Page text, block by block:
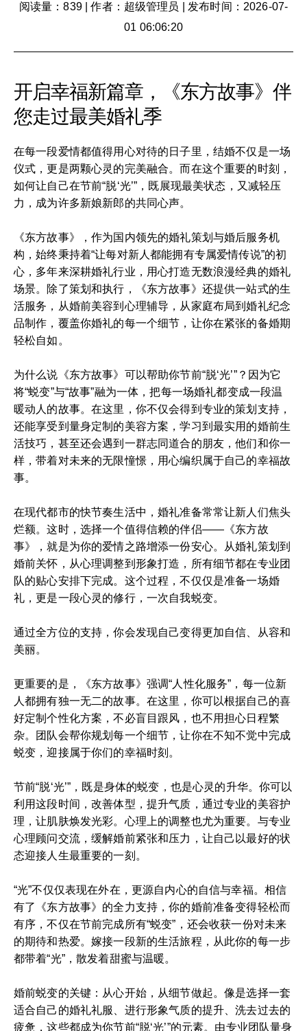
阅读量：839|作者：超级管理员
发布时间：2026-07-
01 06:06:20
开启幸福新篇章，《东方故事》伴
您走过最美婚礼季
在每一段爱情都值得用心对待的日子里，结婚不仅是一场
仪式，更是两颗心灵的完美融合。而在这个重要的时刻，
如何让自己在节前“脱‘光’”，既展现最美状态，又减轻压
力，成为许多新娘新郎的共同心声。
《东方故事》，作为国内领先的婚礼策划与婚后服务机
构，始终秉持着“让每对新人都能拥有专属爱情传说”的初
心，多年来深耕婚礼行业，用心打造无数浪漫经典的婚礼
场景。除了策划和执行，《东方故事》还提供一站式的生
活服务，从婚前美容到心理辅导，从家庭布局到婚礼纪念
品制作，覆盖你婚礼的每一个细节，让你在紧张的备婚期
轻松自如。
为什么说《东方故事》可以帮助你节前“脱‘光’”？因为它
将“蜕变”与“故事”融为一体，把每一场婚礼都变成一段温
暖动人的故事。在这里，你不仅会得到专业的策划支持，
还能享受到量身定制的美容方案，学习到最实用的婚前生
活技巧，甚至还会遇到一群志同道合的朋友，他们和你一
样，带着对未来的无限憧憬，用心编织属于自己的幸福故
事。
在现代都市的快节奏生活中，婚礼准备常常让新人们焦头
烂额。这时，选择一个值得信赖的伴侣——《东方故
事》，就是为你的爱情之路增添一份安心。从婚礼策划到
婚前关怀，从心理调整到形象打造，所有细节都在专业团
队的贴心安排下完成。这个过程，不仅仅是准备一场婚
礼，更是一段心灵的修行，一次自我蜕变。
通过全方位的支持，你会发现自己变得更加自信、从容和
美丽。
更重要的是，《东方故事》强调“人性化服务”，每一位新
人都拥有独一无二的故事。在这里，你可以根据自己的喜
好定制个性化方案，不必盲目跟风，也不用担心日程繁
杂。团队会帮你规划每一个细节，让你在不知不觉中完成
蜕变，迎接属于你们的幸福时刻。
节前“脱‘光’”，既是身体的蜕变，也是心灵的升华。你可以
利用这段时间，改善体型，提升气质，通过专业的美容护
理，让肌肤焕发光彩。心理上的调整也尤为重要。与专业
心理顾问交流，缓解婚前紧张和压力，让自己以最好的状
态迎接人生最重要的一刻。
“光”不仅仅表现在外在，更源自内心的自信与幸福。相信
有了《东方故事》的全力支持，你的婚前准备变得轻松而
有序，不仅在节前完成所有“蜕变”，还会收获一份对未来
的期待和热爱。嫁接一段新的生活旅程，从此你的每一步
都带着“光”，散发着甜蜜与温暖。
婚前蜕变的关键：从心开始，从细节做起。像是选择一套
适合自己的婚礼礼服、进行形象气质的提升、洗去过去的
疲惫，这些都成为你节前“脱‘光’”的元素。由专业团队量身